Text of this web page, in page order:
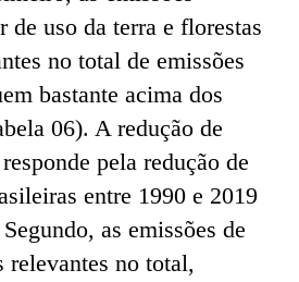
de uso da terra e florestas
no total de emissões
bastante acima dos
06). A redução de
pela redução de
entre 1990 e 2019
as emissões de
relevantes no total,